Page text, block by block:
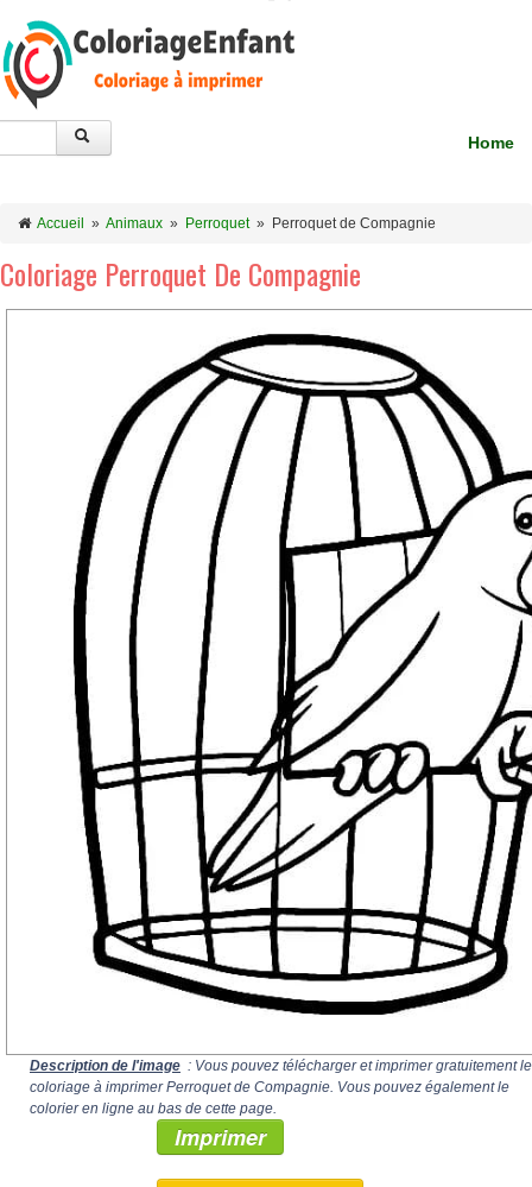
Home
Accueil » Animaux » Perroquet» Perroquet de Compagnie
Coloriage Perroquet De Compagnie
Description de l'image : Vous pouvez télécharger et imprimer gratuitement le
coloriage à imprimer Perroquet de Compagnie. Vous pouvez également le
colorier en ligne au bas de cette page.
Imprimer